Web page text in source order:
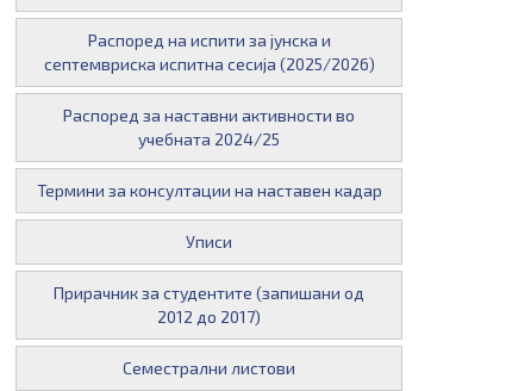
Распоред на испити за јунска и
септемвриска испитна сесија (2025/2026)
Распоред за наставни активности во
учебната 2024/25
Термини за консултации на наставен кадар
Уписи
Прирачник за студентите (запишани од
2012 до 2017)
Семестрални листови